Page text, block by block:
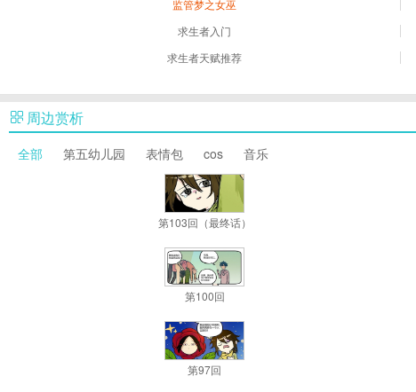
监管梦之女巫
求生者入门
求生者天赋推荐
周边赏析
全部 第五幼儿园 表情包 cos 音乐
第103回（最终话）
第100回
第97回